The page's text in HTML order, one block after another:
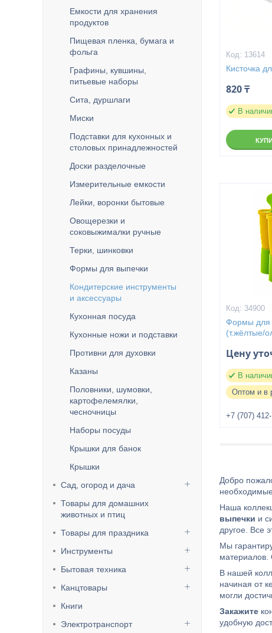
Емкости для хранения
продуктов
Пищевая пленка, бумага и
фольга
Графины, кувшины,
питьевые наборы
Сита, дуршлаги
Миски
Подставки для кухонных и
столовых принадлежностей
Доски разделочные
Измерительные емкости
Лейки, воронки бытовые
Овощерезки и
соковыжималки ручные
Терки, шинковки
Формы для выпечки
Кондитерские инструменты
и аксессуары
Кухонная посуда
Кухонные ножи и подставки
Противни для духовки
Казаны
Половники, шумовки,
картофелемялки,
чесночницы
Наборы посуды
Крышки для банок
Крышки
Сад, огород и дача
Товары для домашних
животных и птиц
Товары для праздника
Инструменты
Бытовая техника
Канцтовары
Книги
Электротранспорт
13614
Кисточка
820 ₸
В
34900
Формы для
(т.жёлтые/
Цену
В
Оптом и в
+7 (707)
Добро
Наша
выпечки и
другое. Все
Мы
материалов.
В нашей
начиная от
могли
Закажите
удобную